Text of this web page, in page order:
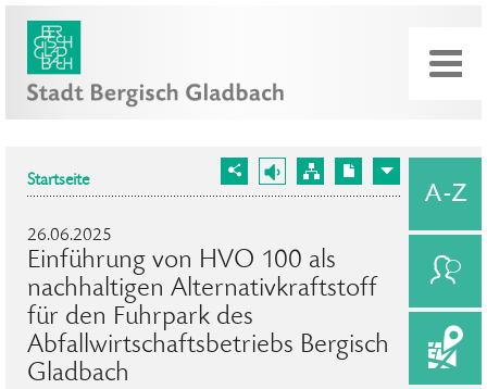
Startseite
26.06.2025
Einführung von HVO 100 als
nachhaltigen Alternativkraftstoff
für den Fuhrpark des
Abfallwirtschaftsbetriebs Bergisch
Gladbach